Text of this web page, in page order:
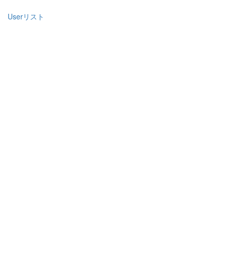
Userリスト